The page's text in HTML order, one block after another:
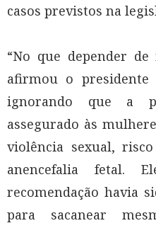
casos previstos na
“No que depender
afirmou o
ignorando que a
assegurado às
violência sexual,
anencefalia fetal.
recomendação havia
para sacanear